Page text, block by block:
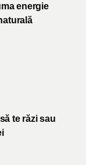
energie
te răzi sau